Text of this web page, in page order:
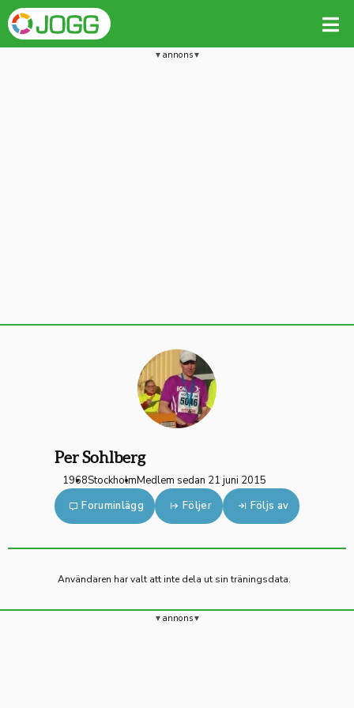
annons
Per Sohlberg
1968StockholmMedlem sedan 21 juni 2015
Foruminlägg
Följer Följs av
Användaren har valt att inte dela ut sin träningsdata.
annons